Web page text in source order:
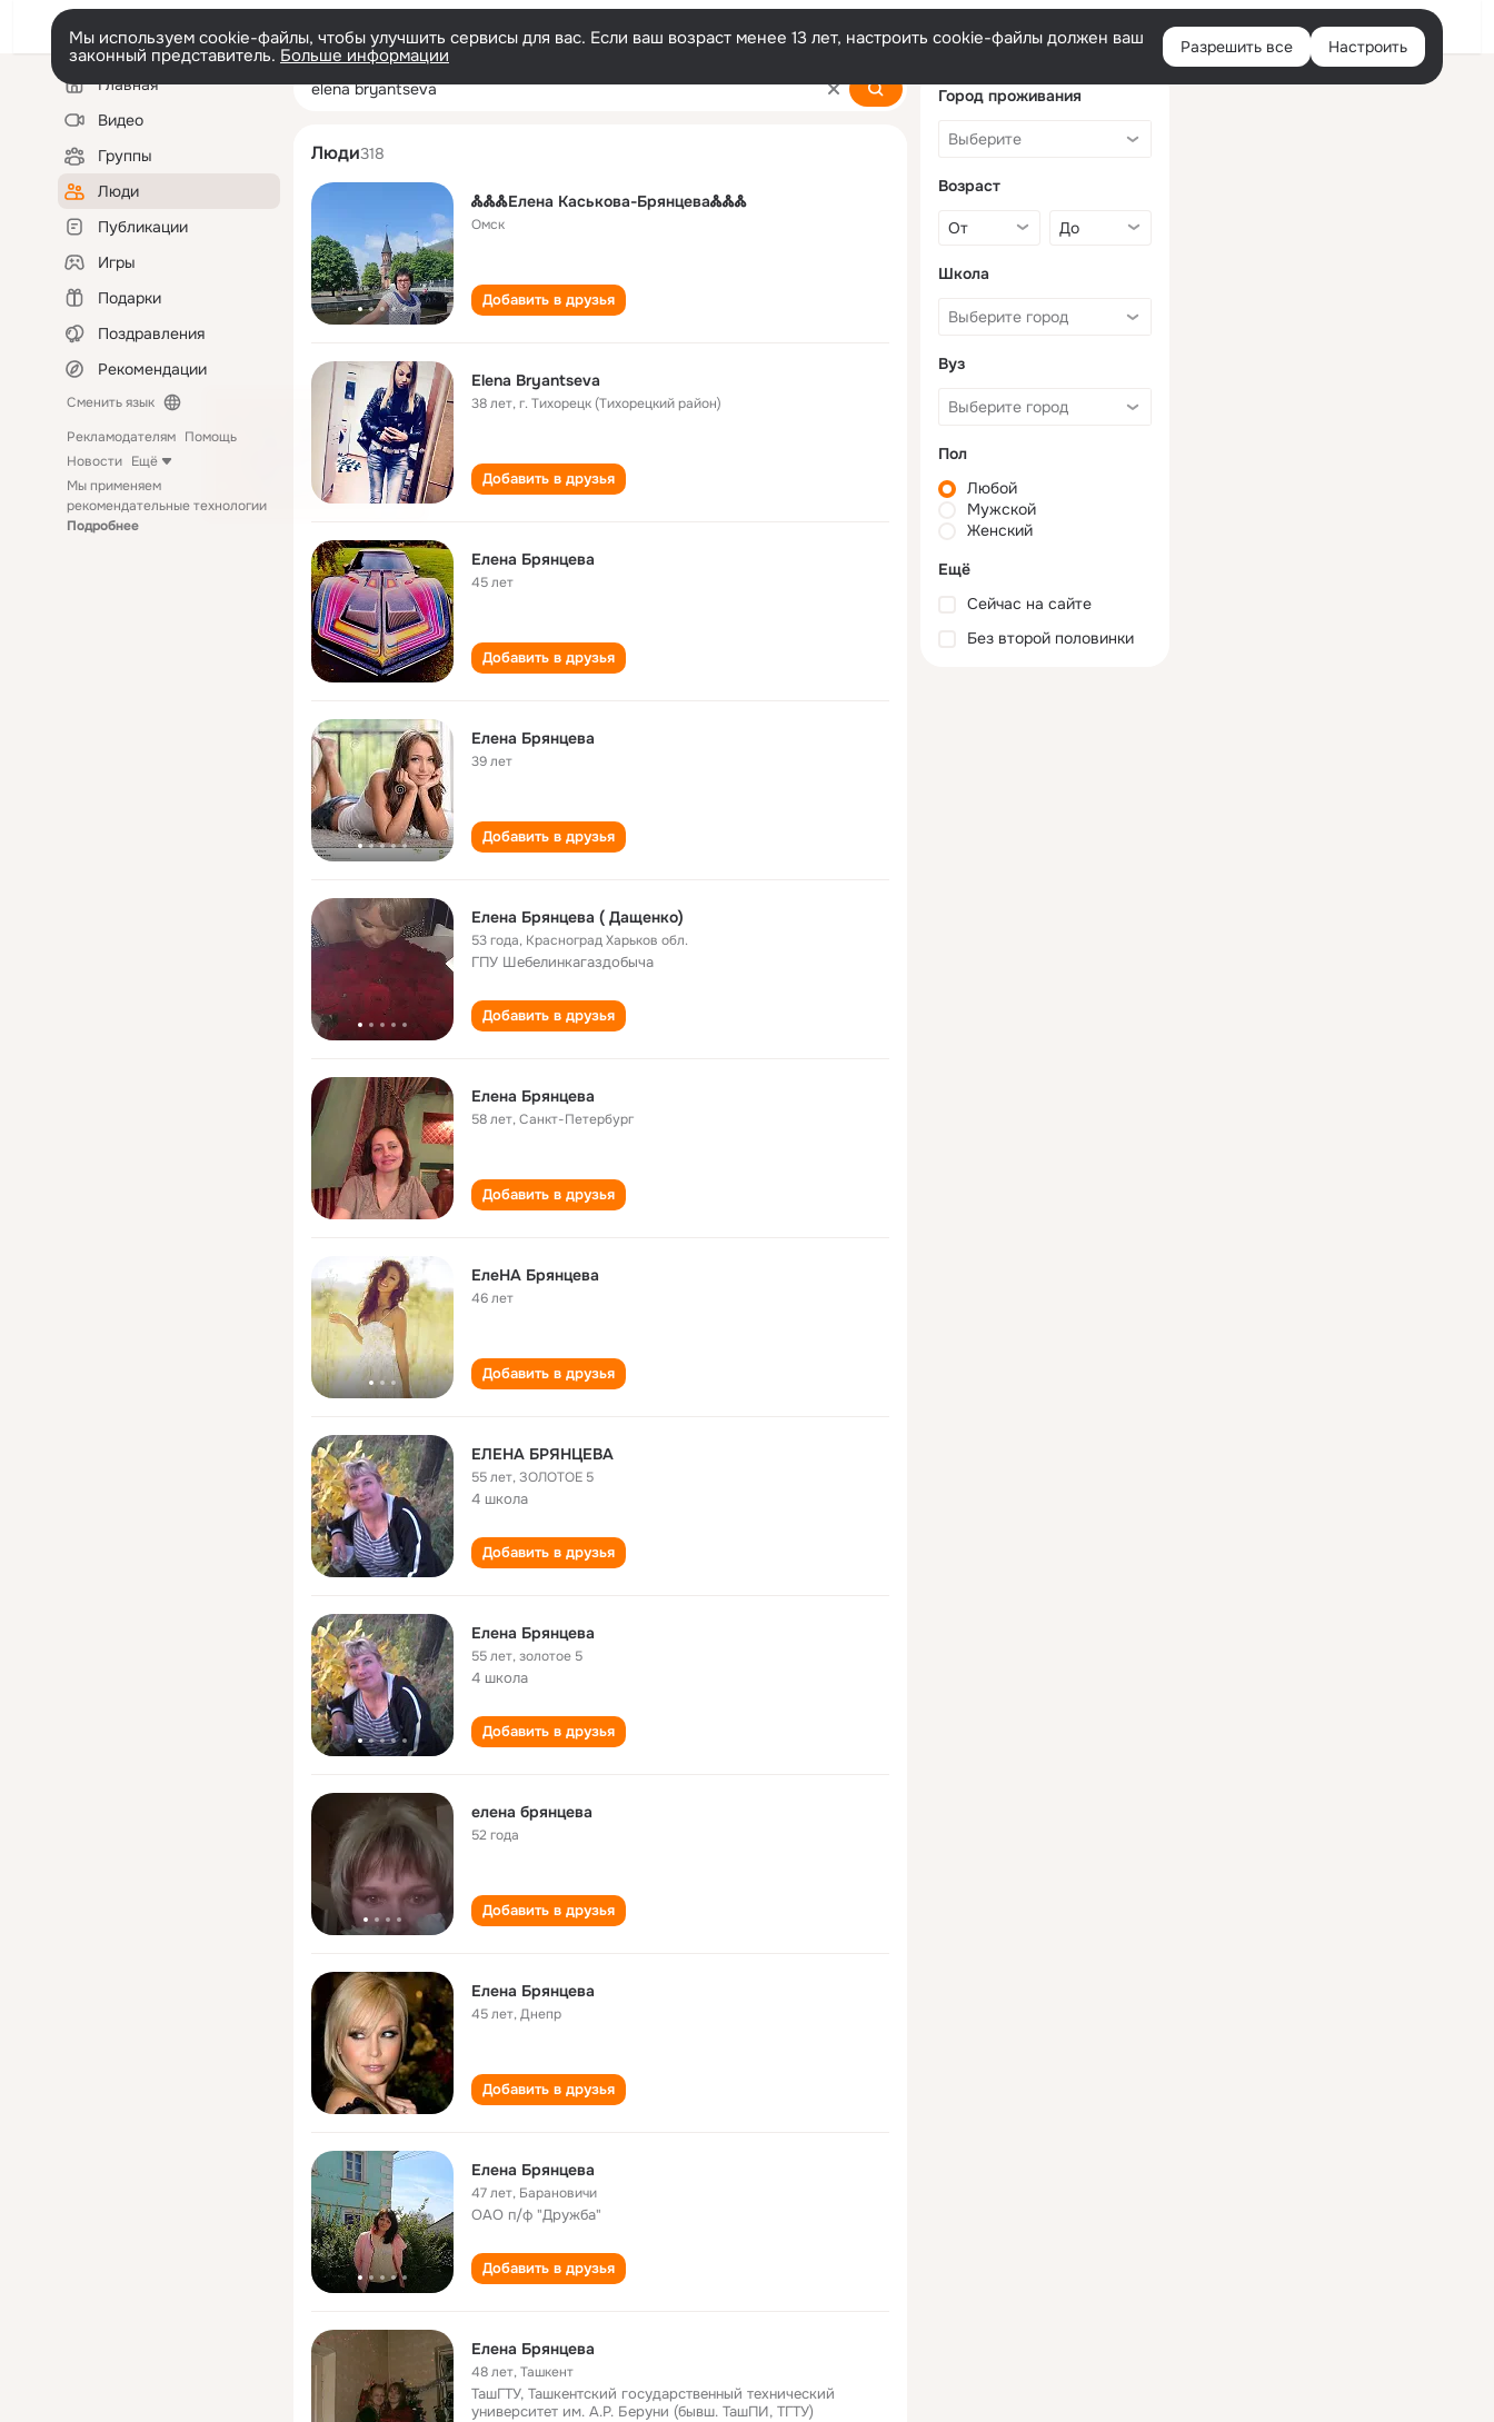
Войти
Мы используем cookie-файлы, чтобы улучшить сервисы для вас. Если ваш возраст менее 13 лет, настроить cookie-файлы должен ваш
законный представитель. Больше информации Разрешить все Настроить
Левая
колонкаГлавная
Видео
Группы
Люди
Публикации
Игры
Подарки
Поздравления
Рекомендации
Сменить язык
Рекламодателям Помощь
Новости Ещё
Мы применяем
рекомендательные технологии
Подробнее
elena bryantseva
Люди318
ᏜᏜᏜЕлена Каськова-БрянцеваᏜᏜᏜ
Омск
Добавить в друзья
Elena Bryantseva
38 лет,г. Тихорецк (Тихорецкий район)
Добавить в друзья
Елена Брянцева
45 лет
Добавить в друзья
Елена Брянцева
39 лет
Добавить в друзья
Елена Брянцева ( Дащенко)
53 года, Красноград Харьков обл.
ГПУ Шебелинкагаздобыча
Добавить в друзья
Елена Брянцева
58 лет,Санкт-Петербург
Добавить в друзья
ЕлеНА Брянцева
46 лет
Добавить в друзья
ЕЛЕНА БРЯНЦЕВА
55 лет,ЗОЛОТОЕ 5
4 школа
Добавить в друзья
Елена Брянцева
55 лет,золотое 5
4 школа
Добавить в друзья
елена брянцева
52 года
Добавить в друзья
Елена Брянцева
45 лет,Днепр
Добавить в друзья
Елена Брянцева
47 лет, Барановичи
ОАО п/ф "Дружба"
Добавить в друзья
Елена Брянцева
48 лет,Ташкент
ТашГТУ, Ташкентский государственный технический
университет им. А.Р. Беруни (бывш. ТашПИ, ТГТУ)
Город проживания
Возраст
Школа
Вуз
Пол
Любой
Мужской
Женский
Ещё
Сейчас на сайте
Без второй половинки